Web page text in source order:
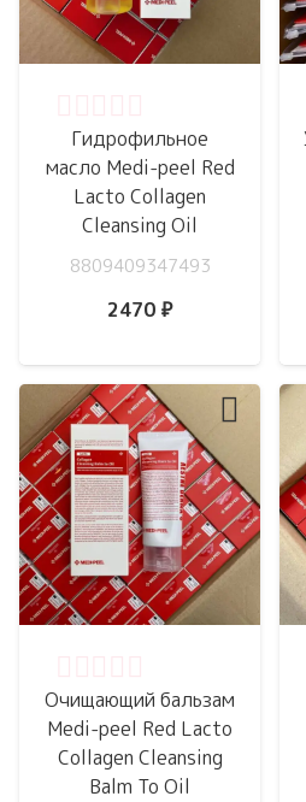
Гидрофильное
масло Medi-peel Red
Lacto Collagen
Cleansing Oil
8809409347493
2470 ₽
Очищающий бальзам
Medi-peel Red Lacto
Collagen Cleansing
Balm To Oil